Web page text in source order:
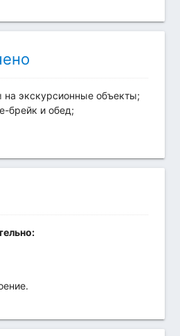
на экскурсионные объекты;
брейк и обед;